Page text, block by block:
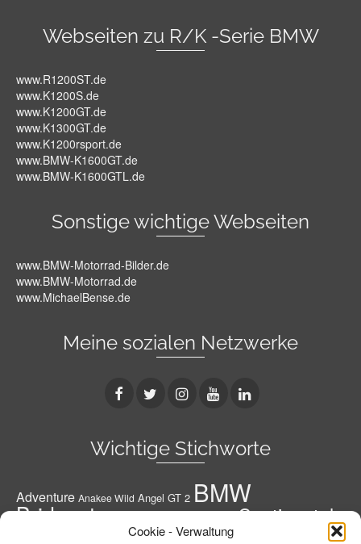
Cookie - Verwaltung
Webseiten zu R/K -Serie BMW
www.R1200ST.de
www.K1200S.de
www.K1200GT.de
www.K1300GT.de
www.K1200rsport.de
www.BMW-K1600GT.de
www.BMW-K1600GTL.de
Sonstige wichtige Webseiten
www.BMW-Motorrad-Bilder.de
www.BMW-Motorrad.de
www.MichaelBense.de
Meine sozialen Netzwerke
Wichtige Stichworte
Adventure Anakee Wild Angel GT 2 BMW
Bridgestone Continental
Conti Road Attack 3 Conti RoadAttack 4